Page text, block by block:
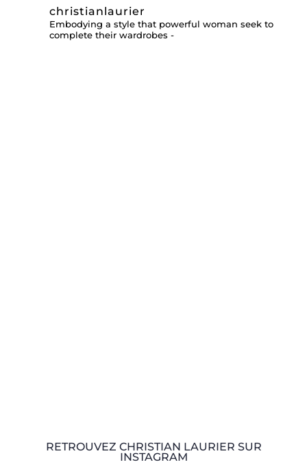
christianlaurier
Embodying a style that powerful woman seek to
complete their wardrobes -
RETROUVEZ CHRISTIAN LAURIER SUR
INSTAGRAM